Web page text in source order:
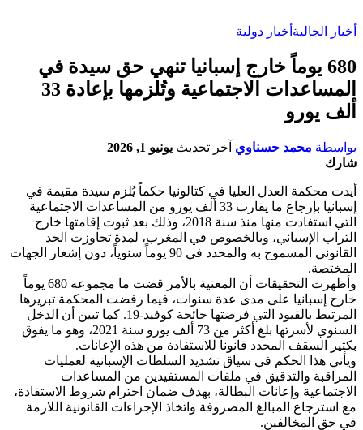
أخبار الجالية أخبار دولية
680 يوماً خارج إسبانيا تنهي حق سيدة في
المساعدات الاجتماعية وتُلزمها بإعادة 33
ألف يورو
بواسطة محمد حسناوي آخر تحديث يونيو 1, 2026
شارك
أيدت محكمة العدل العليا في كتالونيا حكماً يُلزم سيدة مقيمة في
إسبانيا بإرجاع ما يقارب 33 ألف يورو من المساعدات الاجتماعية
التي استفادت منها منذ سنة 2018، وذلك بعد ثبوت إقامتها خارج
التراب الإسباني، وبالخصوص في المغرب، لمدة تجاوزت الحد
القانوني المسموح به والمحدد في 90 يوماً سنوياً، دون إشعار الجهات
المختصة.
وأظهرت التحقيقات أن المعنية بالأمر قضت ما مجموعه 680 يوماً
خارج إسبانيا على مدى عدة سنوات، فيما رفضت المحكمة تبريرها
المرتبط بالقيود التي فرضتها جائحة كوفيد-19. كما تبين أن الدخل
السنوي لأسرتها بلغ أكثر من 73 ألف يورو سنة 2021، وهو ما يفوق
بكثير السقف المحدد قانوناً للاستفادة من هذه الإعانات.
ويأتي هذا الحكم في سياق تشديد السلطات الإسبانية لعمليات
المراقبة والتدقيق في ملفات المستفيدين من المساعدات
الاجتماعية وإعانات البطالة، بهدف ضمان احترام شروط الاستفادة،
مع استرجاع المبالغ المصروفة واتخاذ الإجراءات القانونية اللازمة
في حق المخالفين.